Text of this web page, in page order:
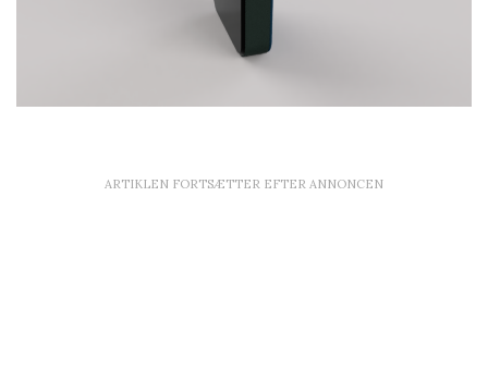
ARTIKLEN FORTSÆTTER EFTER ANNONCEN